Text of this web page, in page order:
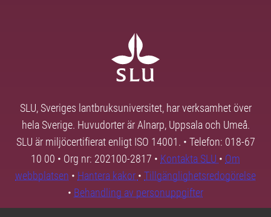
SLU, Sveriges lantbruksuniversitet, har verksamhet över
hela Sverige. Huvudorter är Alnarp, Uppsala och Umeå.
SLU är miljöcertifierat enligt ISO 14001. • Telefon: 018-67
10 00 • Org nr: 202100-2817 • Kontakta SLU • Om
webbplatsen • Hantera kakor • Tillgänglighetsredogörelse
• Behandling av personuppgifter